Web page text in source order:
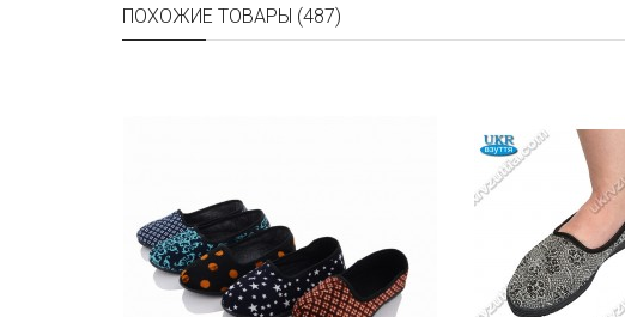
ПОХОЖИЕ ТОВАРЫ (487)